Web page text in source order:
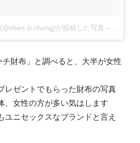
が投稿した写真 –
財布」と調べると、大半が女性
レゼントでもらった財布の写真
、女性の方が多い気はします
ユニセックスなブランドと言え